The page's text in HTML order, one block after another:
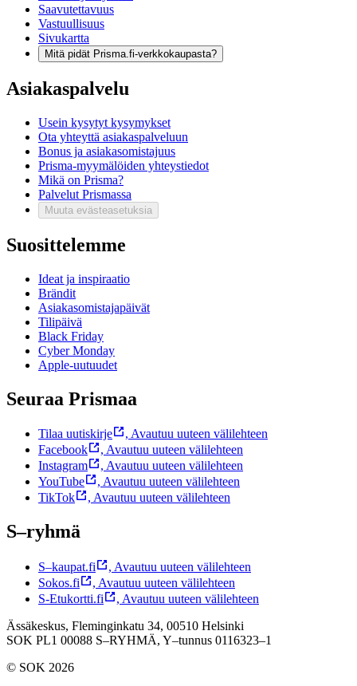
Saavutettavuus
Vastuullisuus
Sivukartta
Mitä pidät Prisma.fi-verkkokaupasta?
Asiakaspalvelu
Usein kysytyt kysymykset
Ota yhteyttä asiakaspalveluun
Bonus ja asiakasomistajuus
Prisma-myymälöiden yhteystiedot
Mikä on Prisma?
Palvelut Prismassa
Muuta evästeasetuksia
Suosittelemme
Ideat ja inspiraatio
Brändit
Asiakasomistajapäivät
Tilipäivä
Black Friday
Cyber Monday
Apple-uutuudet
Seuraa Prismaa
Tilaa uutiskirje , Avautuu uuteen välilehteen
Facebook
, Avautuu uuteen välilehteen
Instagram
, Avautuu uuteen välilehteen
YouTube
, Avautuu uuteen välilehteen
TikTok
, Avautuu uuteen välilehteen
S–ryhmä
S–kaupat.fi , Avautuu uuteen välilehteen
Sokos.fi
, Avautuu uuteen välilehteen
S-Etukortti.fi
, Avautuu uuteen välilehteen
Ässäkeskus, Fleminginkatu 34, 00510 Helsinki
SOK PL1 00088 S–RYHMÄ, Y–tunnus 0116323–1
© SOK 2026